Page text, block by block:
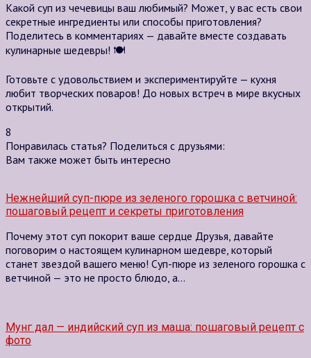
Какой суп из чечевицы ваш любимый? Может, у вас есть свои
секретные ингредиенты или способы приготовления?
Поделитесь в комментариях — давайте вместе создавать
кулинарные шедевры! 🍽️
Готовьте с удовольствием и экспериментируйте — кухня
любит творческих поваров! До новых встреч в мире вкусных
открытий.
8
Понравилась статья? Поделиться с друзьями:
Вам также может быть интересно
Нежнейший суп-пюре из зеленого горошка с ветчиной:
пошаговый рецепт и секреты приготовления
Почему этот суп покорит ваше сердце Друзья, давайте
поговорим о настоящем кулинарном шедевре, который
станет звездой вашего меню! Суп-пюре из зеленого горошка с
ветчиной — это не просто блюдо, а…
Мунг дал — индийский суп из маша: пошаговый рецепт с
фото